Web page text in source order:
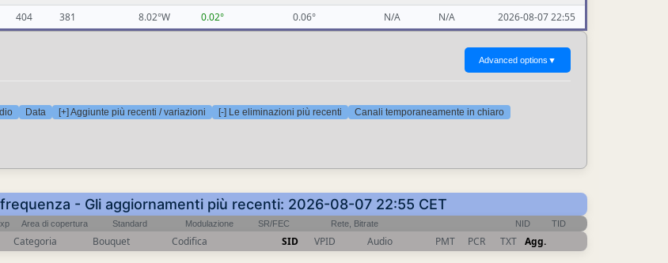
404 381 8.02°W 0.02° 0.06° N/A N/A 2026-08-07 22:55
Advanced options ▼
Data [+] Aggiunte più recenti / variazioni [-] Le eliminazioni più recenti Canali temporaneamente in chiaro
- Gli aggiornamenti più recenti: 2026-08-07 22:55 CET
Area di copertura Standard Modulazione SR/FEC Rete, Bitrate NID TID
Categoria Bouquet Codifica SID VPID Audio PMT PCR TXT Agg.